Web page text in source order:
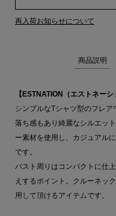
再入荷お知らせについて
商品説明
【ESTNATION（エストネーシ
シンプルなTシャツ型のフレア
落ち感もあり綺麗なシルエッ
ー素材を使用し、カジュアル
です。
バスト周りはコンパクトに仕
えするポイント。クルーネッ
用して頂けるアイテムです。